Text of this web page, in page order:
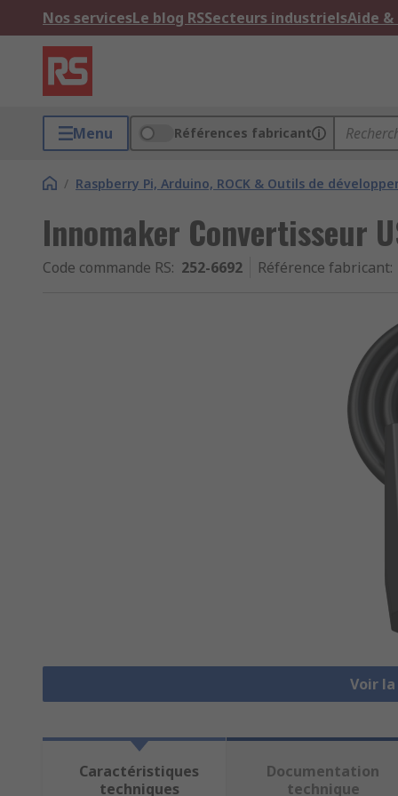
Nos servicesLe blog RSSecteurs industrielsAide
Menu Références fabricant
/ Raspberry Pi, Arduino, ROCK & Outils de
Innomaker Convertisseur
Code commande RS: 252-6692 Référence fabricant:
Voir
Caractéristiques
techniques
Documentation
technique